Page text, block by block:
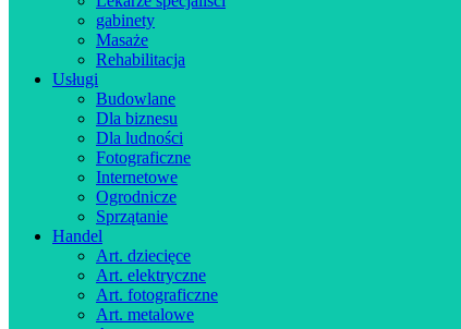
gabinety
Masaże
Rehabilitacja
Usługi
Budowlane
Dla biznesu
Dla ludności
Fotograficzne
Internetowe
Ogrodnicze
Sprzątanie
Handel
Art. dziecięce
Art. elektryczne
Art. fotograficzne
Art. metalowe